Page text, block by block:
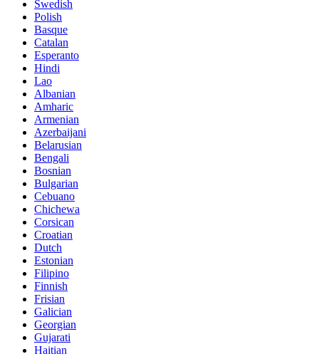
Swedish
Polish
Basque
Catalan
Esperanto
Hindi
Lao
Albanian
Amharic
Armenian
Azerbaijani
Belarusian
Bengali
Bosnian
Bulgarian
Cebuano
Chichewa
Corsican
Croatian
Dutch
Estonian
Filipino
Finnish
Frisian
Galician
Georgian
Gujarati
Haitian